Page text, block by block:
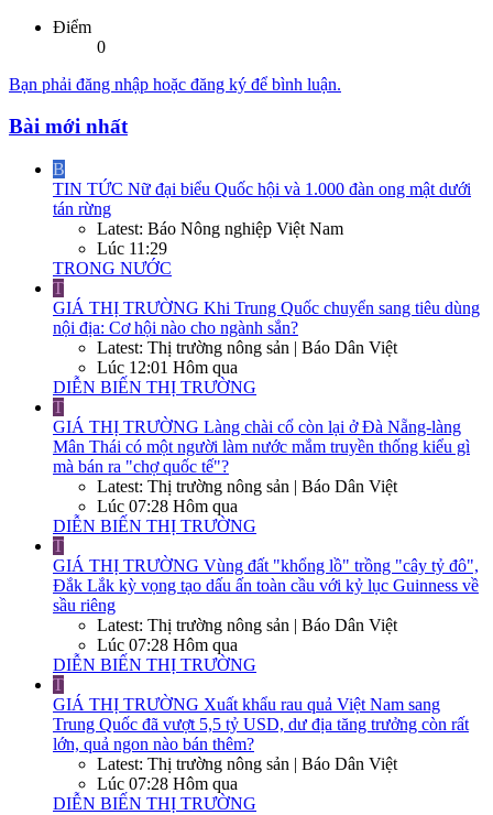
Điểm
0
Bạn phải đăng nhập hoặc đăng ký để bình luận.
Bài mới nhất
B
TIN TỨC Nữ đại biểu Quốc hội và 1.000 đàn ong mật dưới
tán rừng
Latest: Báo Nông nghiệp Việt Nam
Lúc 11:29
TRONG NƯỚC
T
GIÁ THỊ TRƯỜNG Khi Trung Quốc chuyển sang tiêu dùng
nội địa: Cơ hội nào cho ngành sắn?
Latest: Thị trường nông sản | Báo Dân Việt
Lúc 12:01 Hôm qua
DIỄN BIẾN THỊ TRƯỜNG
T
GIÁ THỊ TRƯỜNG Làng chài cổ còn lại ở Đà Nẵng-làng
Mân Thái có một người làm nước mắm truyền thống kiểu gì
mà bán ra "chợ quốc tế"?
Latest: Thị trường nông sản | Báo Dân Việt
Lúc 07:28 Hôm qua
DIỄN BIẾN THỊ TRƯỜNG
T
GIÁ THỊ TRƯỜNG Vùng đất "khổng lồ" trồng "cây tỷ đô",
Đắk Lắk kỳ vọng tạo dấu ấn toàn cầu với kỷ lục Guinness về
sầu riêng
Latest: Thị trường nông sản | Báo Dân Việt
Lúc 07:28 Hôm qua
DIỄN BIẾN THỊ TRƯỜNG
T
GIÁ THỊ TRƯỜNG Xuất khẩu rau quả Việt Nam sang
Trung Quốc đã vượt 5,5 tỷ USD, dư địa tăng trưởng còn rất
lớn, quả ngon nào bán thêm?
Latest: Thị trường nông sản | Báo Dân Việt
Lúc 07:28 Hôm qua
DIỄN BIẾN THỊ TRƯỜNG